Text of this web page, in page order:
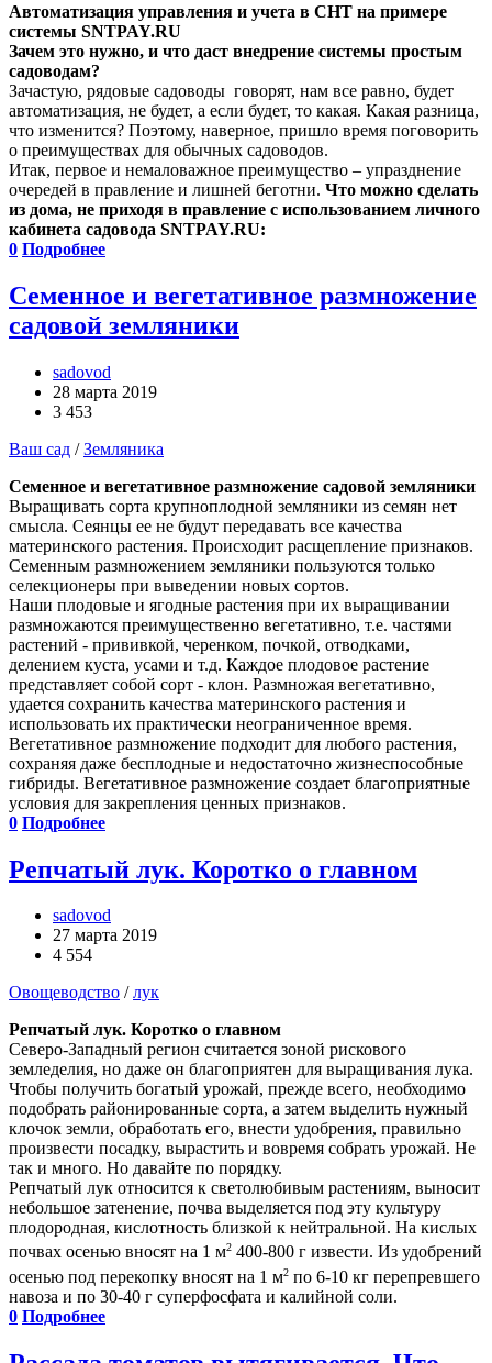
Автоматизация управления и учета в СНТ на примере
системы SNTPAY.RU
Зачем это нужно, и что даст внедрение системы простым
садоводам?
Зачастую, рядовые садоводы говорят, нам все равно, будет
автоматизация, не будет, а если будет, то какая. Какая разница,
что изменится? Поэтому, наверное, пришло время поговорить
о преимуществах для обычных садоводов.
Итак, первое и немаловажное преимущество – упразднение
очередей в правление и лишней беготни. Что можно сделать
из дома, не приходя в правление с использованием личного
кабинета садовода SNTPAY.RU:
0 Подробнее
Семенное и вегетативное размножение
садовой земляники
sadovod
28 марта 2019
3 453
Ваш сад /Земляника
Семенное и вегетативное размножение садовой земляники
Выращивать сорта крупноплодной земляники из семян нет
смысла. Сеянцы ее не будут передавать все качества
материнского растения. Происходит расщепление признаков.
Семенным размножением земляники пользуются только
селекционеры при выведении новых сортов.
Наши плодовые и ягодные растения при их выращивании
размножаются преимущественно вегетативно, т.е. частями
растений - прививкой, черенком, почкой, отводками,
делением куста, усами и т.д. Каждое плодовое растение
представляет собой сорт - клон. Размножая вегетативно,
удается сохранить качества материнского растения и
использовать их практически неограниченное время.
Вегетативное размножение подходит для любого растения,
сохраняя даже бесплодные и недостаточно жизнеспособные
гибриды. Вегетативное размножение создает благоприятные
условия для закрепления ценных признаков.
0 Подробнее
Репчатый лук. Коротко о главном
sadovod
27 марта 2019
4 554
Овощеводство /лук
Репчатый лук. Коротко о главном
Северо-Западный регион считается зоной рискового
земледелия, но даже он благоприятен для выращивания лука.
Чтобы получить богатый урожай, прежде всего, необходимо
подобрать районированные сорта, а затем выделить нужный
клочок земли, обработать его, внести удобрения, правильно
произвести посадку, вырастить и вовремя собрать урожай. Не
так и много. Но давайте по порядку.
Репчатый лук относится к светолюбивым растениям, выносит
небольшое затенение, почва выделяется под эту культуру
плодородная, кислотность близкой к нейтральной. На кислых
почвах осенью вносят на 1 м2 400-800 г извести. Из удобрений
осенью под перекопку вносят на 1 м2 по 6-10 кг перепревшего
навоза и по 30-40 г суперфосфата и калийной соли.
0 Подробнее